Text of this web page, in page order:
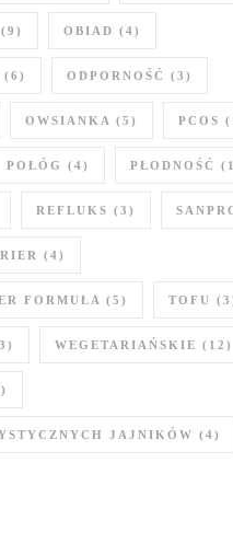
(9) OBIAD (4)
(6) ODPORNOŚĆ (3)
OWSIANKA (5) PCOS
POŁÓG (4) PŁODNOŚĆ
REFLUKS (3)
(4)
FORMUŁA (5) TOFU
WEGETARIAŃSKIE (12)
JAJNIKÓW (4)